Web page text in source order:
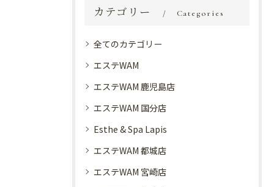
カテゴリー Categories
全てのカテゴリー
エステWAM
エステWAM 鹿児島店
エステWAM 国分店
Esthe & Spa Lapis
エステWAM 都城店
エステWAM 宮崎店